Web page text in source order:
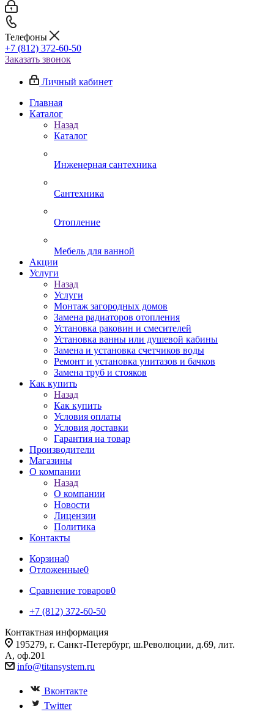
Телефоны
+7 (812) 372-60-50
Заказать звонок
Личный кабинет
Главная
Каталог
Назад
Каталог
Инженерная сантехника
Сантехника
Отопление
Мебель для ванной
Акции
Услуги
Назад
Услуги
Монтаж загородных домов
Замена радиаторов отопления
Установка раковин и смесителей
Установка ванны или душевой кабины
Замена и установка счетчиков воды
Ремонт и установка унитазов и бачков
Замена труб и стояков
Как купить
Назад
Как купить
Условия оплаты
Условия доставки
Гарантия на товар
Производители
Магазины
О компании
Назад
О компании
Новости
Лицензии
Политика
Контакты
Корзина0
Отложенные0
Сравнение товаров0
+7 (812) 372-60-50
Контактная информация
195279, г. Санкт-Петербург, ш.Революции, д.69, лит.
А, оф.201
info@titansystem.ru
Вконтакте
Twitter